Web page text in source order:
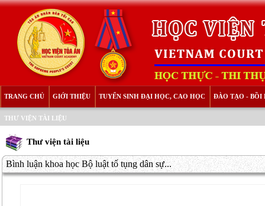
TRANG CHỦ GIỚI THIỆU TUYỂN SINH ĐẠI HỌC, CAO HỌC ĐÀO TẠO - BỒI
THƯ VIỆN TÀI LIỆU
Thư viện tài liệu
Bình luận khoa học Bộ luật tố tụng dân sự...